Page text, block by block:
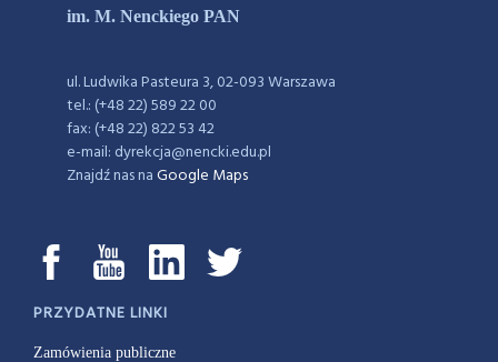
im. M. Nenckiego PAN
ul. Ludwika Pasteura 3, 02-093 Warszawa
tel.: (+48 22) 589 22 00
fax: (+48 22) 822 53 42
e-mail: dyrekcja@nencki.edu.pl
Znajdź nas naGoogle Maps
PRZYDATNE LINKI
Zamówienia publiczne